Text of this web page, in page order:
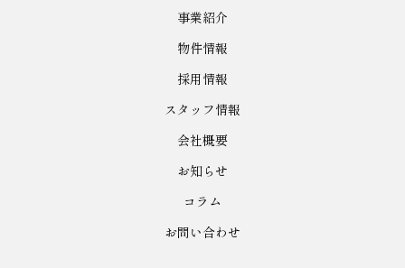
事業紹介
物件情報
採用情報
スタッフ情報
会社概要
お知らせ
コラム
お問い合わせ